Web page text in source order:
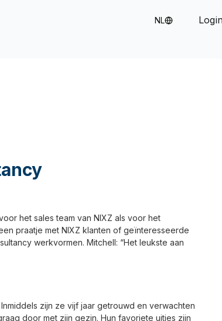
NL
het sales team van NIXZ als voor het
praatje met NIXZ klanten of geïnteresseerde
werkvormen. Mitchell: “Het leukste aan
zijn ze vijf jaar getrouwd en verwachten
door met zijn gezin. Hun favoriete uitjes zijn